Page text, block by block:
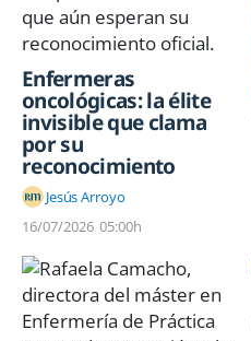
Enfermeras
oncológicas: la élite
invisible que clama
por su
reconocimiento
Jesús Arroyo
16/07/2026 05:00h